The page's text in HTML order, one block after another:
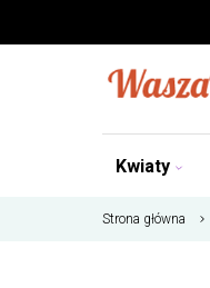
Kwiaty
Strona główna